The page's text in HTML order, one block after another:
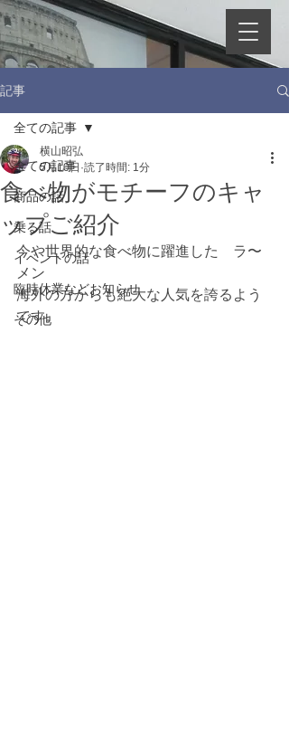
記事
全ての記事
商品の話
乗る話
イベントの話
臨時休業などお知らせ
その他
全ての記事
食べ物がモチーフのキャ
ップご紹介
横山昭弘
5月10日 読了時間: 1分
今や世界的な食べ物に躍進した　ラ〜
メン
海外の方からも絶大な人気を誇るよう
です。